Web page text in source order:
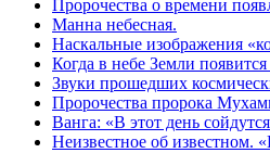
Пророчества о времени
Манна небесная.
Наскальные изображения
Когда в небе Земли
Звуки прошедших
Пророчества пророка
Ванга: «В этот день
Неизвестное об известном.